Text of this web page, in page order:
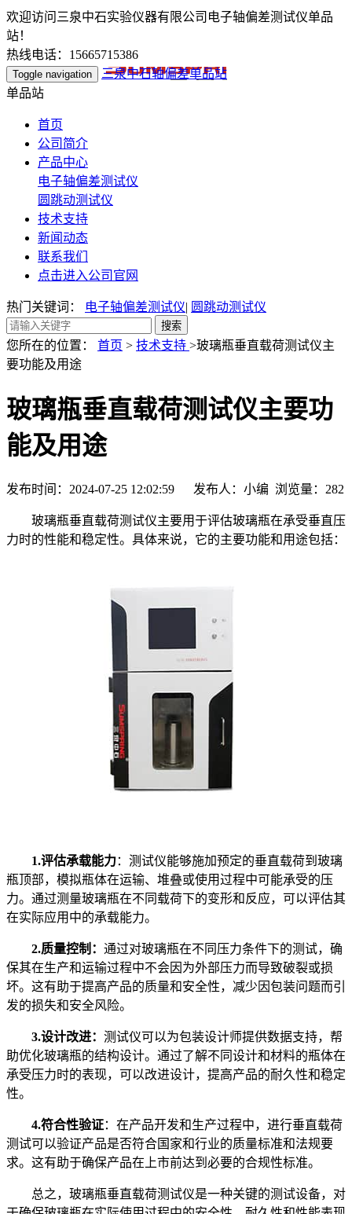
欢迎访问三泉中石实验仪器有限公司电子轴偏差测试仪单品
站！
热线电话：15665715386
Toggle navigation
三泉中石轴偏差单品站
单品站
首页
公司简介
产品中心
电子轴偏差测试仪
圆跳动测试仪
技术支持
新闻动态
联系我们
点击进入公司官网
热门关键词： 电子轴偏差测试仪| 圆跳动测试仪
您所在的位置： 首页 > 技术支持 >玻璃瓶垂直载荷测试仪主
要功能及用途
玻璃瓶垂直载荷测试仪主要功
能及用途
发布时间：2024-07-25 12:02:59 发布人：小编 浏览量： 282
玻璃瓶垂直载荷测试仪主要用于评估玻璃瓶在承受垂直压
力时的性能和稳定性。具体来说，它的主要功能和用途包括：
1.评估承载能力：测试仪能够施加预定的垂直载荷到玻璃
瓶顶部，模拟瓶体在运输、堆叠或使用过程中可能承受的压
力。通过测量玻璃瓶在不同载荷下的变形和反应，可以评估其
在实际应用中的承载能力。
2.质量控制： 通过对玻璃瓶在不同压力条件下的测试，确
保其在生产和运输过程中不会因为外部压力而导致破裂或损
坏。这有助于提高产品的质量和安全性，减少因包装问题而引
发的损失和安全风险。
3.设计改进： 测试仪可以为包装设计师提供数据支持，帮
助优化玻璃瓶的结构设计。通过了解不同设计和材料的瓶体在
承受压力时的表现，可以改进设计，提高产品的耐久性和稳定
性。
4.符合性验证：在产品开发和生产过程中，进行垂直载荷
测试可以验证产品是否符合国家和行业的质量标准和法规要
求。这有助于确保产品在上市前达到必要的合规性标准。
总之，玻璃瓶垂直载荷测试仪是一种关键的测试设备，对